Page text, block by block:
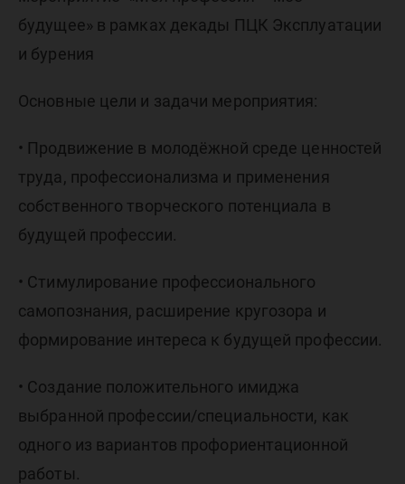
будущее» в рамках декады ПЦК Эксплуатации
и бурения
Основные цели и задачи мероприятия:
• Продвижение в молодёжной среде ценностей
труда, профессионализма и применения
собственного творческого потенциала в
будущей профессии.
• Стимулирование профессионального
самопознания, расширение кругозора и
формирование интереса к будущей профессии.
• Создание положительного имиджа
выбранной профессии/специальности, как
одного из вариантов профориентационной
работы.